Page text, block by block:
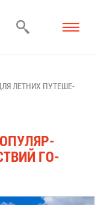
ЛЕТ­НИХ ПУ­ТЕ­ШЕ­
ГО­